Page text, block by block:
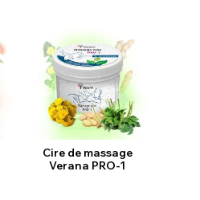
Cire de massage
Verana PRO-1